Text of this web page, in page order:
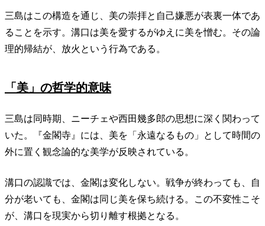
三島はこの構造を通じ、美の崇拝と自己嫌悪が表裏一体であ
ることを示す。溝口は美を愛するがゆえに美を憎む。その論
理的帰結が、放火という行為である。
「美」の哲学的意味
三島は同時期、ニーチェや西田幾多郎の思想に深く関わって
いた。『金閣寺』には、美を「永遠なるもの」として時間の
外に置く観念論的な美学が反映されている。
溝口の認識では、金閣は変化しない。戦争が終わっても、自
分が老いても、金閣は同じ美を保ち続ける。この不変性こそ
が、溝口を現実から切り離す根拠となる。